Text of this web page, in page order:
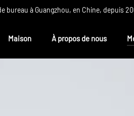
bureau à Guangzhou, en Chine, depuis
Maison À propos de nous